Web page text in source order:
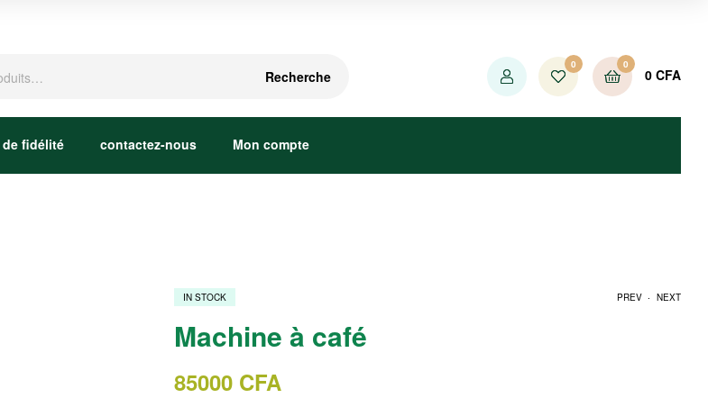
Recherche
0 0
0 CFA
de fidélité contactez-nous Mon compte
PREV . NEXT
IN STOCK
Machine à café
85000 CFA